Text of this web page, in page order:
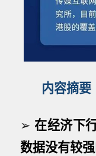
内容摘要
➢在经济下
数据没有较